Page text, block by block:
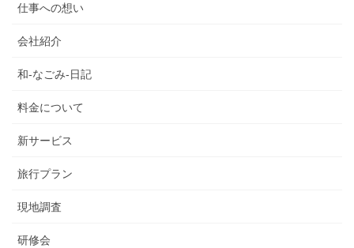
仕事への想い
会社紹介
和-なごみ-日記
料金について
新サービス
旅行プラン
現地調査
研修会